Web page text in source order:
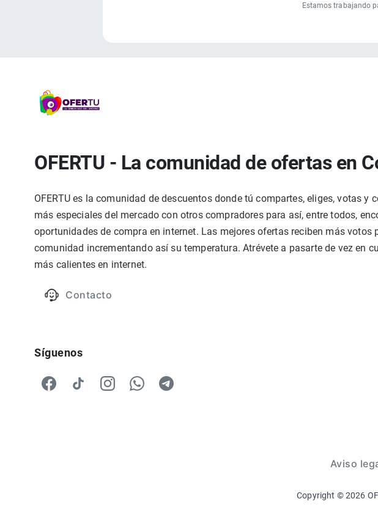
Estamos trabajando
OFERTU - La comunidad de ofertas en
OFERTU es la comunidad de descuentos donde tú compartes, eliges, votas y
más especiales del mercado con otros compradores para así, entre todos,
oportunidades de compra en internet. Las mejores ofertas reciben más votos
comunidad incrementando así su temperatura. Atrévete a pasarte de vez en
más calientes en internet.
Contacto
Síguenos
Aviso
Copyright ©2026